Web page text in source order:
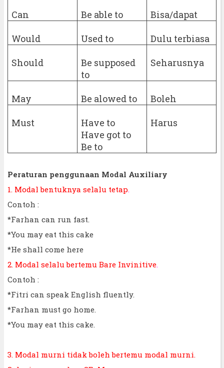
Can
Be able to
Bisa/dapat
Would
Used to
Dulu terbiasa
Should
Be supposed
to
Seharusnya
May Be alowed to
Boleh
Must
Have to
Have got to
Be to
Harus
Peraturan penggunaan Modal Auxiliary
1. Modal bentuknya selalu tetap.
Contoh :
*Farhan can run fast.
*You may eat this cake
*He shall come here
2. Modal selalu bertemu Bare Invinitive.
Contoh :
*Fitri can speak English fluently.
*Farhan must go home.
*You may eat this cake.
3. Modal murni tidak boleh bertemu modal murni.